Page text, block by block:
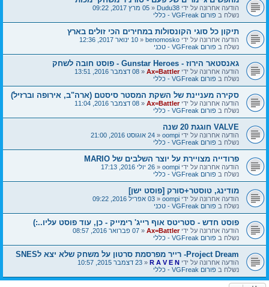
הודעה אחרונה על ידי Dudu38
«05 מרץ 2017, 09:22
נשלח בפורום VGFreak - כללי
תיקון כל סוגי הקונסולות במחירים הכי זולים בארץ
הודעה אחרונה על ידי benomosko
«10 ינואר 2017, 12:36
נשלח בפורום VGFreak - טכני
גאנסטאר הירוז - Gunstar Heroes - פוסט חובה לשחק
הודעה אחרונה על ידי Ax=Battler
«08 דצמבר 2016, 13:51
נשלח בפורום VGFreak - כללי
סקירה מעניינת של השקת המסטר סיסטם (ארה"ב, אירופה וברזיל)
הודעה אחרונה על ידי Ax=Battler
«08 דצמבר 2016, 11:04
נשלח בפורום VGFreak - כללי
VALVE חוגגת 20 שנה
הודעה אחרונה על ידי oompi
«24 אוגוסט 2016, 21:00
נשלח בפורום VGFreak - כללי
פרודייה מצויירת על יוצר השלבים של MARIO
הודעה אחרונה על ידי oompi
«26 יולי 2016, 17:13
נשלח בפורום VGFreak - כללי
מודינג, טוסטר+סורק [פוסט ישן]
הודעה אחרונה על ידי oompi
«03 אפריל 2016, 09:22
נשלח בפורום VGFreak - טכני
פוסט חדש - סטריטס אוף רייג' רימייק - כן, עוד פוסט עליו..:)
הודעה אחרונה על ידי Ax=Battler
«07 פברואר 2016, 08:57
נשלח בפורום VGFreak - כללי
Project Dream- רייר מפרסמת סרטון על משחק שלא יצא לSNES
הודעה אחרונה על ידי R A V E N
«23 דצמבר 2015, 10:57
נשלח בפורום VGFreak - כללי